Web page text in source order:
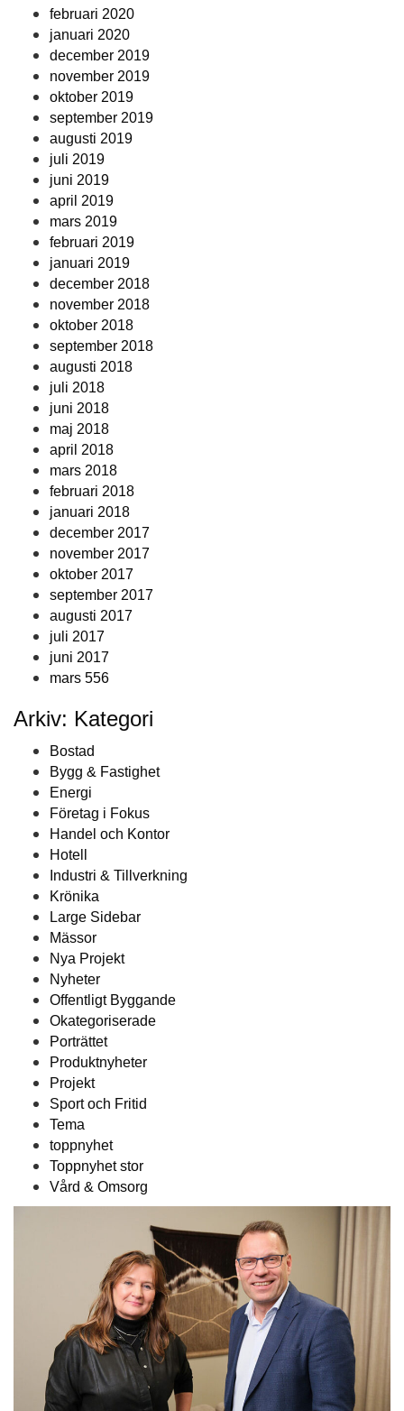
februari 2020
januari 2020
december 2019
november 2019
oktober 2019
september 2019
augusti 2019
juli 2019
juni 2019
april 2019
mars 2019
februari 2019
januari 2019
december 2018
november 2018
oktober 2018
september 2018
augusti 2018
juli 2018
juni 2018
maj 2018
april 2018
mars 2018
februari 2018
januari 2018
december 2017
november 2017
oktober 2017
september 2017
augusti 2017
juli 2017
juni 2017
mars 556
Arkiv: Kategori
Bostad
Bygg & Fastighet
Energi
Företag i Fokus
Handel och Kontor
Hotell
Industri & Tillverkning
Krönika
Large Sidebar
Mässor
Nya Projekt
Nyheter
Offentligt Byggande
Okategoriserade
Porträttet
Produktnyheter
Projekt
Sport och Fritid
Tema
toppnyhet
Toppnyhet stor
Vård & Omsorg